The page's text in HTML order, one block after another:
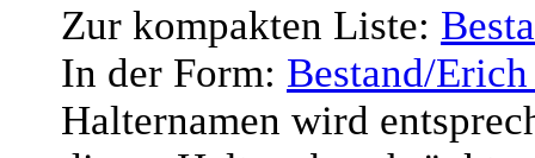
Zur kompakten Liste:
In der Form: Bestand/
Halternamen wird